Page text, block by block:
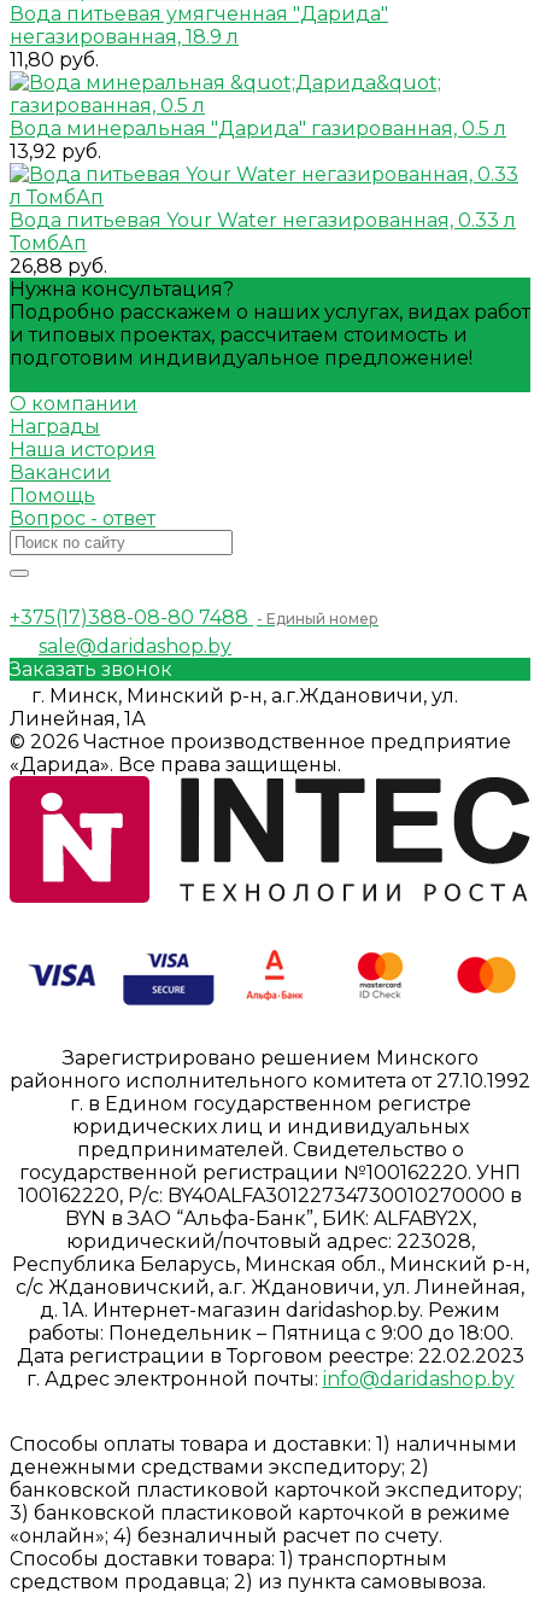
Вода питьевая умягченная "Дарида"
негазированная, 18.9 л
11,80 руб.
Вода минеральная "Дарида" газированная, 0.5 л
13,92 руб.
Вода питьевая Your Water негазированная, 0.33 л
ТомбАп
26,88 руб.
Нужна консультация?
Подробно расскажем о наших услугах, видах работ
и типовых проектах, рассчитаем стоимость и
подготовим индивидуальное предложение!
О компании
Награды
Наша история
Вакансии
Помощь
Вопрос - ответ
+375(17)388-08-80 7488 - Единый номер
sale@daridashop.by
Заказать звонок
г. Минск, Минский р-н, а.г.Ждановичи, ул.
Линейная, 1А
© 2026 Частное производственное предприятие
«Дарида». Все права защищены.
Зарегистрировано решением Минского
районного исполнительного комитета от 27.10.1992
г. в Едином государственном регистре
юридических лиц и индивидуальных
предпринимателей. Свидетельство о
государственной регистрации №100162220. УНП
100162220, Р/с: BY40ALFA30122734730010270000 в
BYN в ЗАО “Альфа-Банк”, БИК: ALFABY2X,
юридический/почтовый адрес: 223028,
Республика Беларусь, Минская обл., Минский р-н,
с/с Ждановичский, а.г. Ждановичи, ул. Линейная,
д. 1А. Интернет-магазин daridashop.by. Режим
работы: Понедельник – Пятница с 9:00 до 18:00.
Дата регистрации в Торговом реестре: 22.02.2023
г. Адрес электронной почты: info@daridashop.by
Способы оплаты товара и доставки: 1) наличными
денежными средствами экспедитору; 2)
банковской пластиковой карточкой экспедитору;
3) банковской пластиковой карточкой в режиме
«онлайн»; 4) безналичный расчет по счету.
Способы доставки товара: 1) транспортным
средством продавца; 2) из пункта самовывоза.